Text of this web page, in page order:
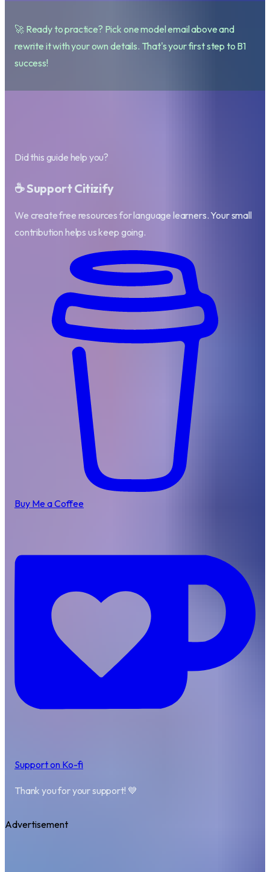
🚀 Ready to practice? Pick one model email above and
rewrite it with your own details. That's your first step to B1
success!
Did this guide help you?
☕ Support Citizify
We create free resources for language learners. Your small
contribution helps us keep going.
Buy Me a Coffee
Support on Ko-fi
Thank you for your support! 💙
Advertisement